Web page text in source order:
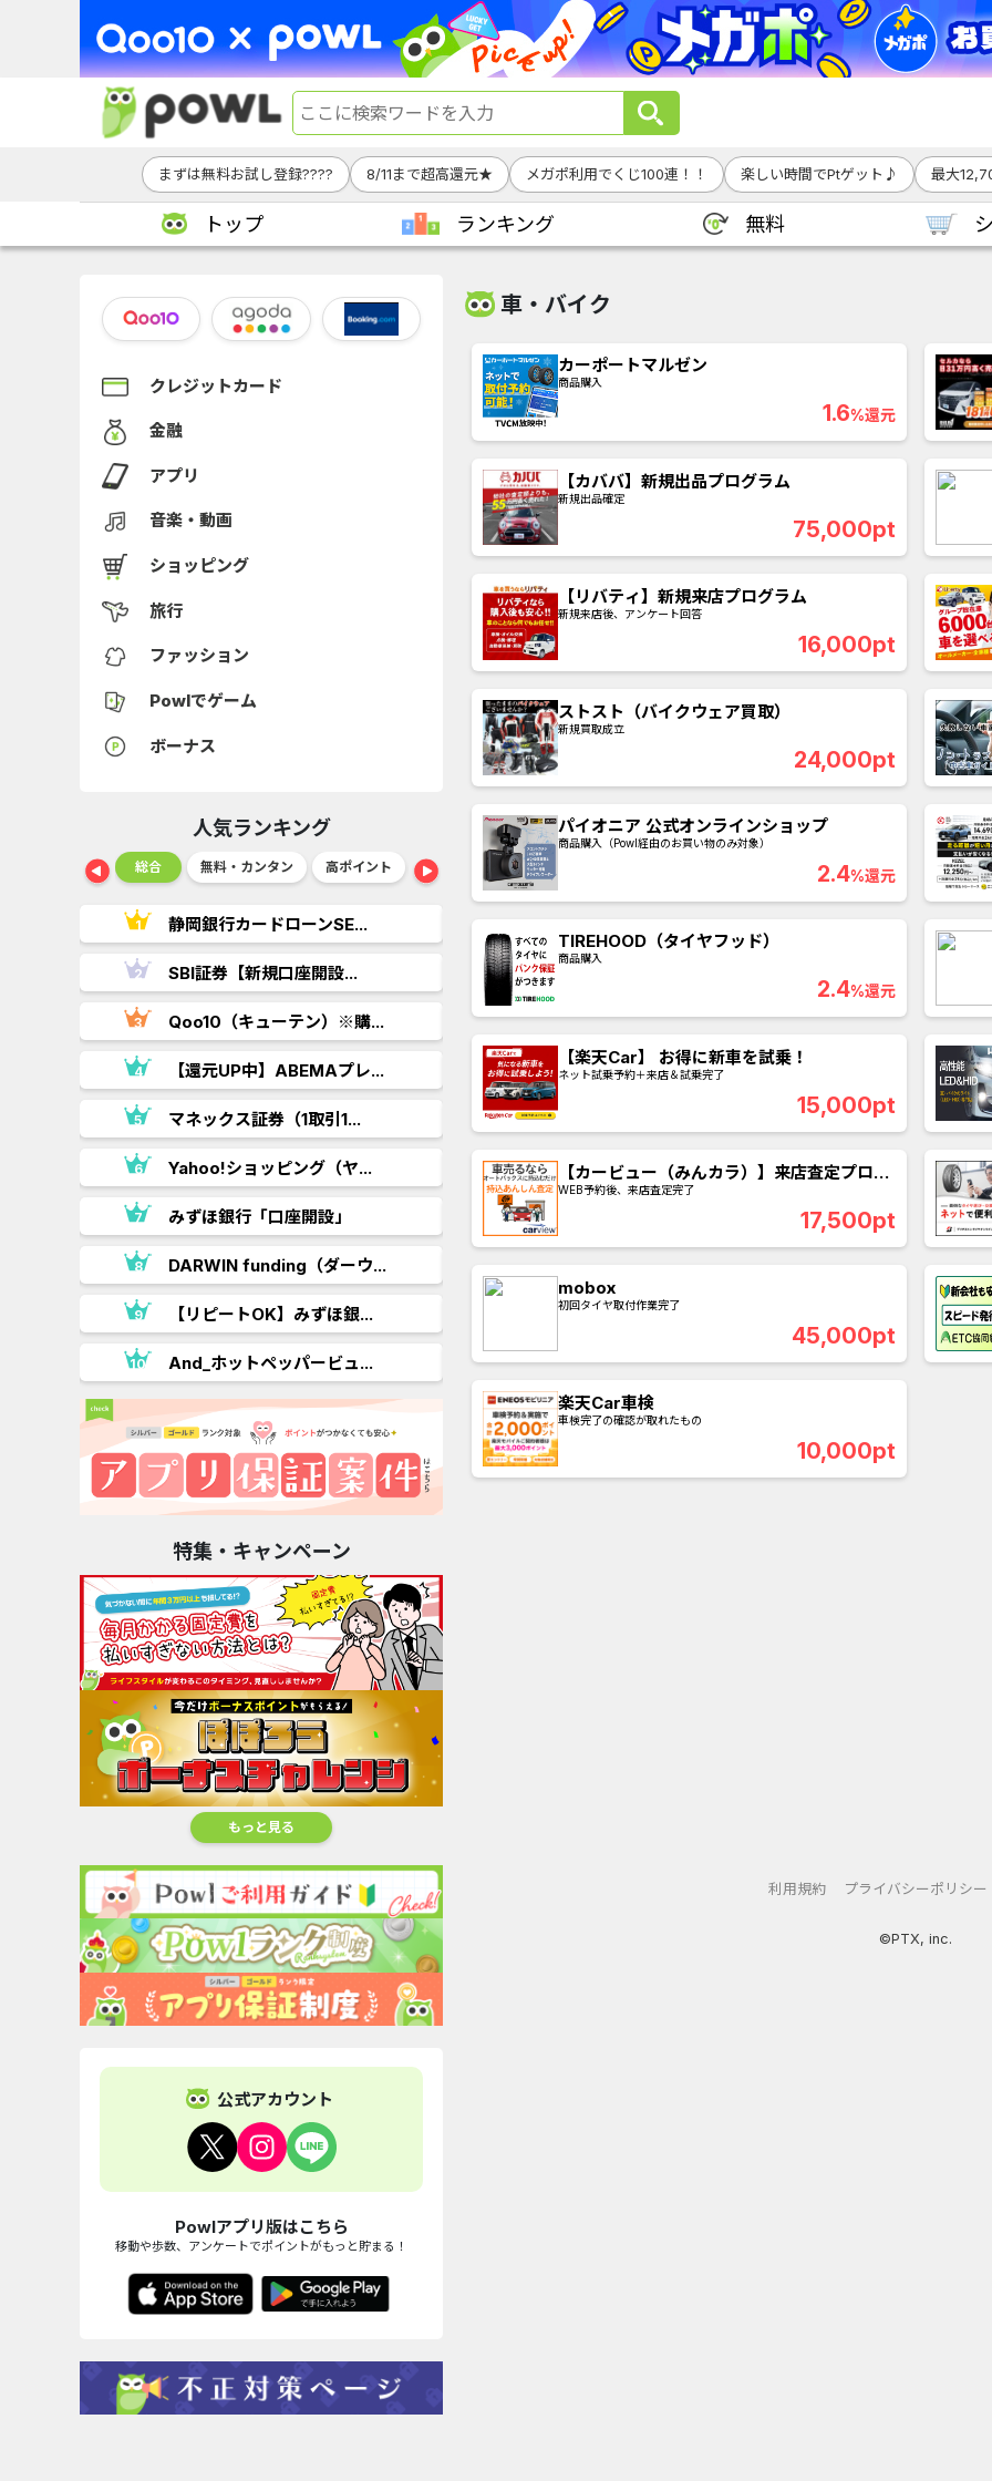
まずは無料お試し登録???? 8/11まで超高還元★ メガポ利用でくじ100連！！ 楽しい時間でPtゲット♪ 最大
トップ ランキング 無料
クレジットカード
金融
アプリ
音楽・動画
ショッピング
旅行
ファッション
Powlでゲーム
ボーナス
人気ランキング
ショッピング 総合 無料・カンタン 高ポイント ゲーム アプリ ショッピング 総
静岡銀行カードローンSE...
SBI証券【新規口座開設...
Qoo10（キューテン）※購...
【還元UP中】ABEMAプレ...
マネックス証券（1取引1...
Yahoo!ショッピング（ヤ...
みずほ銀行「口座開設」
DARWIN funding（ダーウ...
【リピートOK】みずほ銀...
And_ホットペッパービュ...
GFS無料特別講座
U-NEXT_無料お試し登録
DOOR賃貸
【Ipsos iSay】アンケー...
Nielsen（ニールセン）...
Nielsen（ニールセン）...
ホットペッパーグルメ［...
ウォーターカラーソート...
【還元UP中
マネックス
みずほ銀行
DARWIN
【リピート
リクルート
DARWIN
特集・キャンペーン
もっと見る
公式アカウント
Powlアプリ版はこちら
移動や歩数、アンケートでポイントがもっと貯まる！
車・バイク
カーポートマルゼン
商品購入
1.6%還元
【カババ】新規出品プログラム
新規出品確定
75,000pt
【リバティ】新規来店プログラム
新規来店後、アンケート回答
16,000pt
ストスト（バイクウェア買取）
新規買取成立
24,000pt
パイオニア 公式オンラインショップ
商品購入（Powl経由のお買い物のみ対象）
2.4%還元
TIREHOOD（タイヤフッド）
商品購入
2.4%還元
【楽天Car】 お得に新車を試乗！
ネット試乗予約＋来店＆試乗完了
15,000pt
【カービュー（みんカラ）】来店査定プログ
ラム
WEB予約後、来店査定完了
17,500pt
mobox
初回タイヤ取付作業完了
45,000pt
楽天Car車検
車検完了の確認が取れたもの
10,000pt
利用規約 プライバシーポリシー
©PTX, inc.